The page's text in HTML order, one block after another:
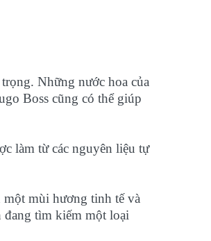
Những nước hoa của
Boss cũng có thể giúp
làm từ các nguyên liệu tự
một mùi hương tinh tế và
đang tìm kiếm một loại